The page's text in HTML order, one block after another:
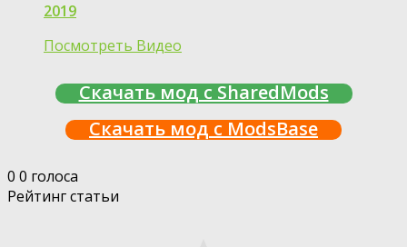
2019
Посмотреть Видео
Скачать мод с SharedMods
Скачать мод с ModsBase
0 0 голоса
Рейтинг статьи